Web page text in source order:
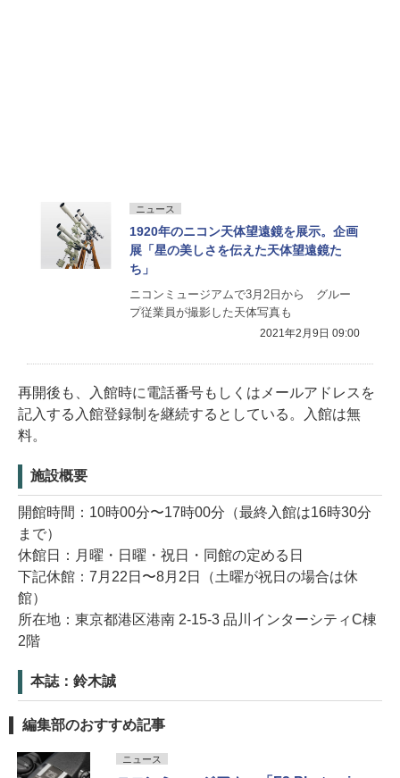
ニュース
1920年のニコン天体望遠鏡を展示。企画
展「星の美しさを伝えた天体望遠鏡た
ち」
ニコンミュージアムで3月2日から グルー
プ従業員が撮影した天体写真も
2021年2月9日 09:00
再開後も、入館時に電話番号もしくはメールアドレスを
記入する入館登録制を継続するとしている。入館は無
料。
施設概要
開館時間：10時00分〜17時00分（最終入館は16時30分
まで）
休館日：月曜・日曜・祝日・同館の定める日
下記休館：7月22日〜8月2日（土曜が祝日の場合は休
館）
所在地：東京都港区港南 2-15-3 品川インターシティC棟
2階
本誌：鈴木誠
編集部のおすすめ記事
ニュース